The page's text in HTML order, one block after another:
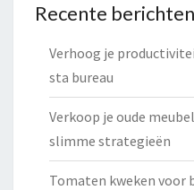
Recente berichten
Verhoog je
sta bureau
Verkoop je oude
slimme strategieën
Tomaten kweken voor